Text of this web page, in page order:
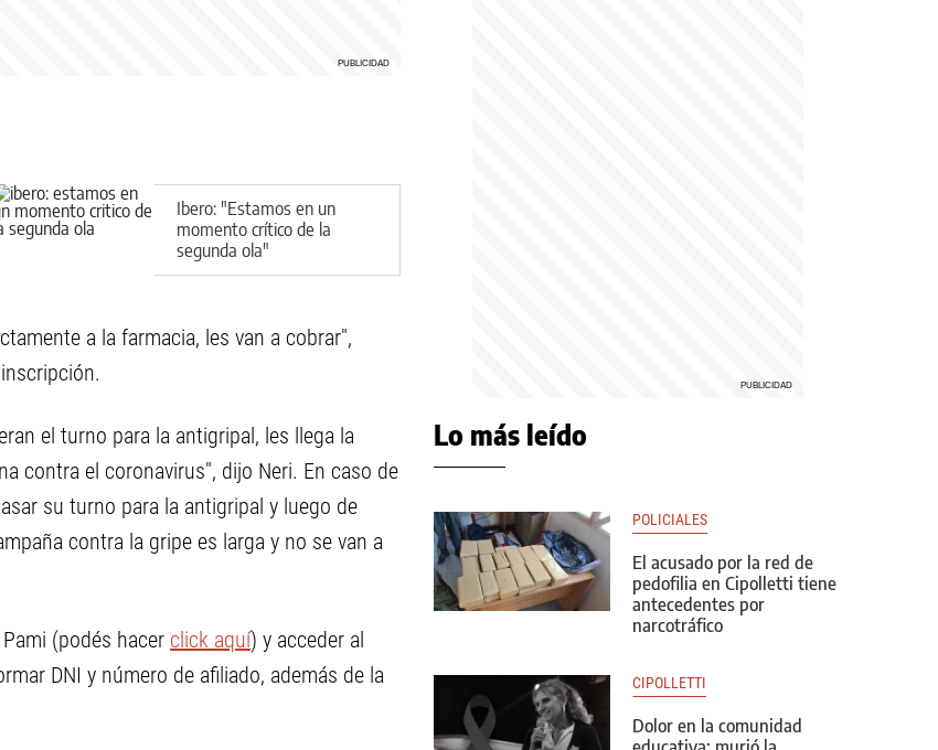
Ibero: "Estamos en un
momento crítico de la
segunda ola"
a la farmacia, les van a cobrar",
el turno para la antigripal, les llega la
contra el coronavirus", dijo Neri. En caso de
su turno para la antigripal y luego de
contra la gripe es larga y no se van a
(podés hacer click aquí) y acceder al
DNI y número de afiliado, además de la
Lo más leído
POLICIALES
El acusado por la red de
pedofilia en Cipolletti tiene
antecedentes por
narcotráfico
CIPOLLETTI
Dolor en la comunidad